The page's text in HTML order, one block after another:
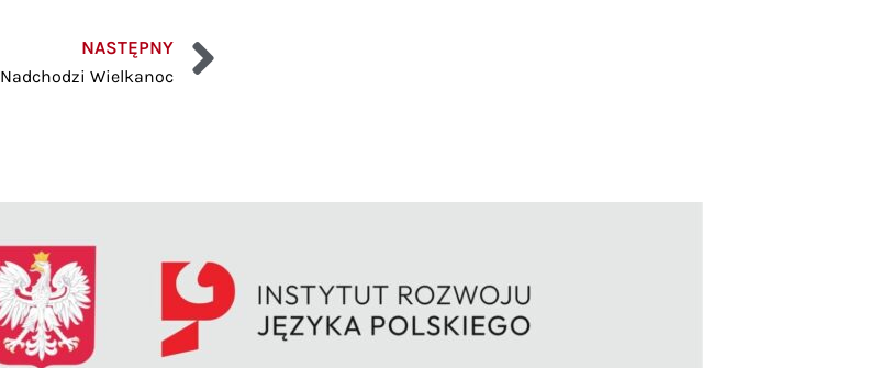
NASTĘPNY
Nadchodzi Wielkanoc